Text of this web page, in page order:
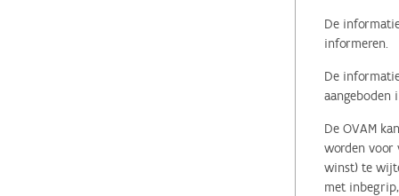
De
informeren.
De
aangeboden
De OVAM
worden voor
winst) te
met